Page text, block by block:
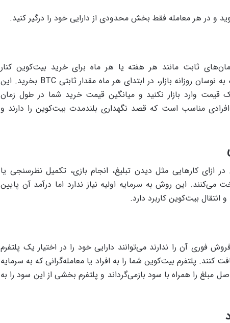
و در هر معامله فقط بخش محدودی از دارایی خود را درگیر کنید.
ثابت مانند هر هفته یا هر ماه برای خرید بیت‌کوین کنار
می‌گذارید. برای مثال می‌توانید بدون توجه به نوسان روزانه بازار، در ابتدای هر ماه مقدار ثابتی BTC بخرید. این
وارد بازار نکنید و میانگین قیمت خرید شما در طول زمان
مناسب است که قصد نگهداری بلندمدت بیت‌کوین را دارند و
کارهایی مثل دیدن تبلیغ، انجام بازی، تکمیل نظرسنجی یا
این روش به سرمایه اولیه نیاز ندارد اما درآمد آن پایین
انتقال بیت‌کوین کاربرد دارد.
فوری آن را ندارند می‌توانند دارایی خود را در اختیار یک پلتفرم
کنند. پلتفرم بیت‌کوین شما را به افراد یا معامله‌گرانی که به سرمایه
مبلغ را همراه با سود بازمی‌گرداند و پلتفرم بخشی از این سود را به